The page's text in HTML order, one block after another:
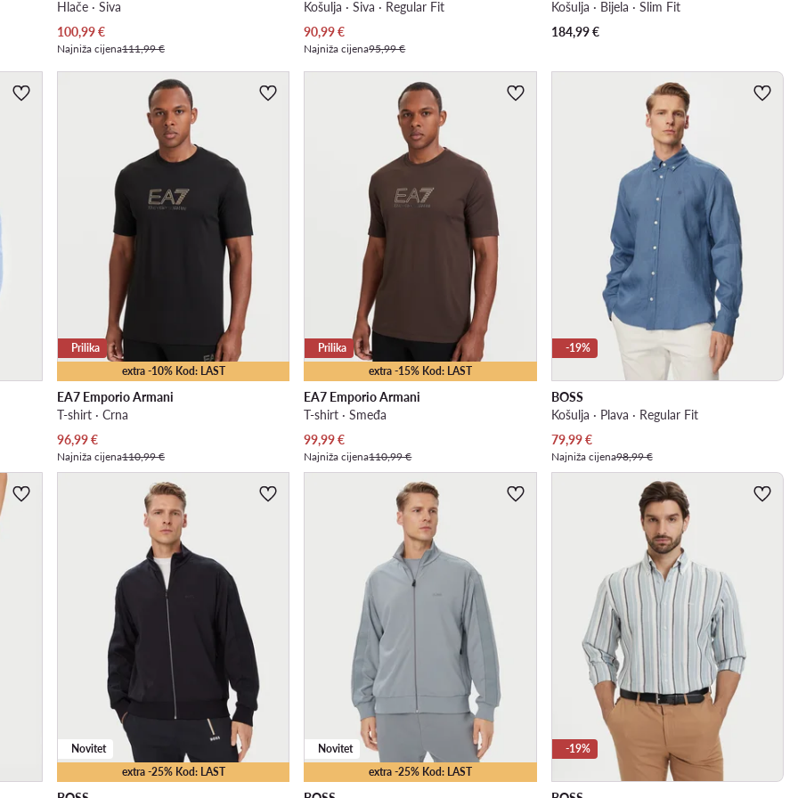
Hlače · Siva
Trenutna cijena
100,99€
Najniža cijena111,99 €
Košulja · Siva · Regular Fit
Trenutna cijena
90,99€
Najniža cijena95,99 €
Košulja · Bijela · Slim Fit
184,99€
extra -10% Kod: LAST
Prilika
EA7 Emporio Armani
T-shirt · Crna
Trenutna cijena
96,99€
Najniža cijena110,99 €
extra -15% Kod: LAST
Prilika
EA7 Emporio Armani
T-shirt · Smeđa
Trenutna cijena
99,99€
Najniža cijena110,99 €
-19%
BOSS
Košulja · Plava · Regular Fit
Trenutna cijena
79,99€
Najniža cijena98,99 €
extra -25% Kod: LAST
Novitet
extra -25% Kod: LAST
Novitet -19%